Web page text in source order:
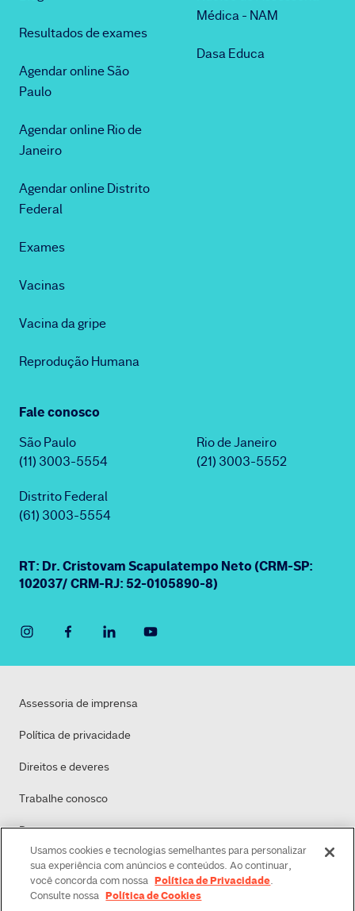
Resultados de exames
Agendar online São
Paulo
Agendar online Rio de
Janeiro
Agendar online Distrito
Federal
Exames
Vacinas
Vacina da gripe
Reprodução Humana
Médica - NAM
Dasa Educa
Fale conosco
São Paulo
(11) 3003-5554
Rio de Janeiro
(21) 3003-5552
Distrito Federal
(61) 3003-5554
RT: Dr. Cristovam Scapulatempo Neto (CRM-SP:
102037/ CRM-RJ: 52-0105890-8)
Assessoria de imprensa
Política de privacidade
Direitos e deveres
Trabalhe conosco
Dasa
Política de Cookies
Usamos cookies e tecnologias semelhantes para personalizar
sua experiência com anúncios e conteúdos. Ao continuar,
você concorda com nossa Política de Privacidade.
Consulte nossa Política de Cookies